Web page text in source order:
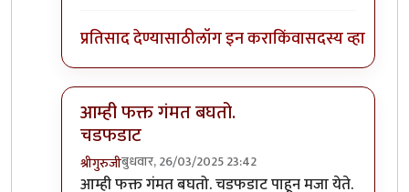
प्रतिसाद देण्यासाठीलॉग इन कराकिंवासदस्य व्हा
आम्ही फक्त गंमत बघतो.
चडफडाट
श्रीगुरुजीबुधवार, 26/03/2025 23:42
In reply to'सौगात ए मोदी' किट घेऊन नाचा.by
आम्ही फक्त गंमत बघतो. चडफडाट पाहून मजा येते.